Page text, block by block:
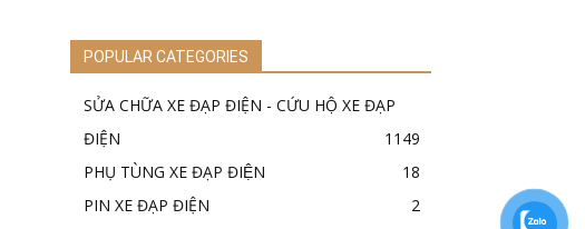
POPULAR CATEGORIES
SỬA CHỮA XE ĐẠP ĐIỆN - CỨU HỘ XE ĐẠP
ĐIỆN
1149
PHỤ TÙNG XE ĐẠP ĐIỆN
18
PIN XE ĐẠP ĐIỆN
2